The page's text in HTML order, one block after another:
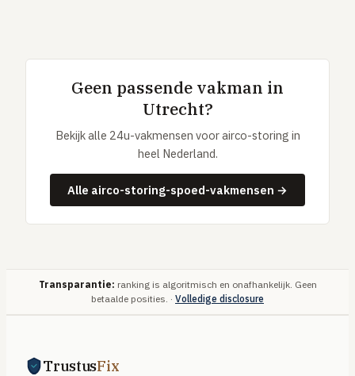
Geen passende vakman in
Utrecht?
Bekijk alle 24u-vakmensen voor airco-storing in
heel Nederland.
Alle airco-storing-spoed-vakmensen →
Transparantie: ranking is algoritmisch en onafhankelijk. Geen
betaalde posities. · Volledige disclosure
TrustusFix